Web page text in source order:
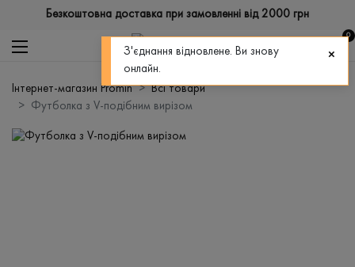
Безкоштовна доставка при замовленні від 2000 грн
0
Інтернет-магазин Promin
Всі товари
Футболка з V-подібним вирізом
З'єднання відновлене. Ви знову
онлайн.